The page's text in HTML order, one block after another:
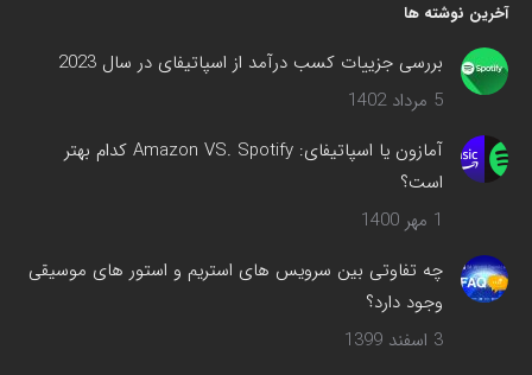
در
پنجره
جدید
می‌شود
آخرین نوشته ها
بررسی جزییات کسب درآمد از اسپاتیفای در سال 2023
5 مرداد 1402
آمازون یا اسپاتیفای: Amazon VS. Spotify کدام بهتر
است؟
1 مهر 1400
چه تفاوتی بین سرویس های استریم و استور های موسیقی
وجود دارد؟
3 اسفند 1399